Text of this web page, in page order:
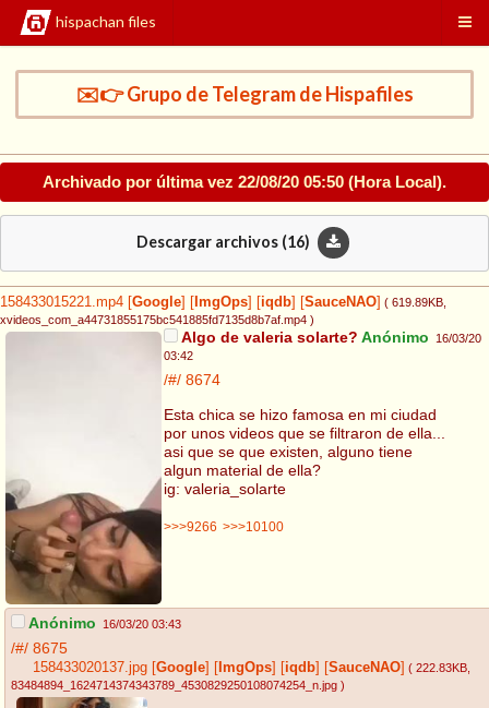
hispachan files
✉️👉 Grupo de Telegram de Hispafiles
Archivado por última vez 22/08/20 05:50 (Hora Local).
Descargar archivos (16)
158433015221.mp4 Google ImgOps iqdb SauceNAO ( 619.89KB
xvideos_com_a44731855175bc541885fd7135d8b7af.mp4 )
Algo de valeria solarte? Anónimo
16/03/20
03:42
/#/ 8674
Esta chica se hizo famosa en mi ciudad
por unos videos que se filtraron de ella...
asi que se que existen, alguno tiene
algun material de ella?
ig: valeria_solarte
>>>9266 >>>10100
Anónimo 16/03/20 03:43
/#/ 8675
158433020137.jpg [Google] [ ImgOps] [iqdb] [SauceNAO] ( 222.83KB
83484894_1624714374343789_4530829250108074254_n.jpg )